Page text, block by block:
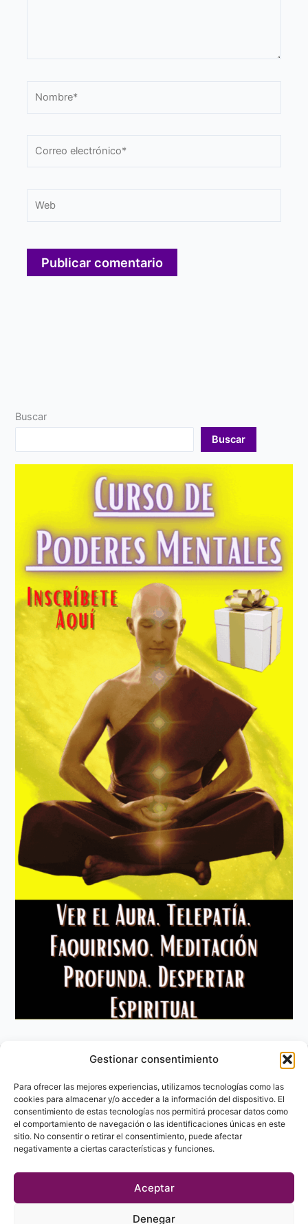
Gestionar consentimiento
Para ofrecer las mejores experiencias, utilizamos tecnologías como las
cookies para almacenar y/o acceder a la información del dispositivo. El
consentimiento de estas tecnologías nos permitirá procesar datos como
el comportamiento de navegación o las identificaciones únicas en este
sitio. No consentir o retirar el consentimiento, puede afectar
negativamente a ciertas características y funciones.
Aceptar
Denegar
electrónico*
Buscar
Buscar
Aviso Legal
Política de privacidad
Política de Cookies
Contacto